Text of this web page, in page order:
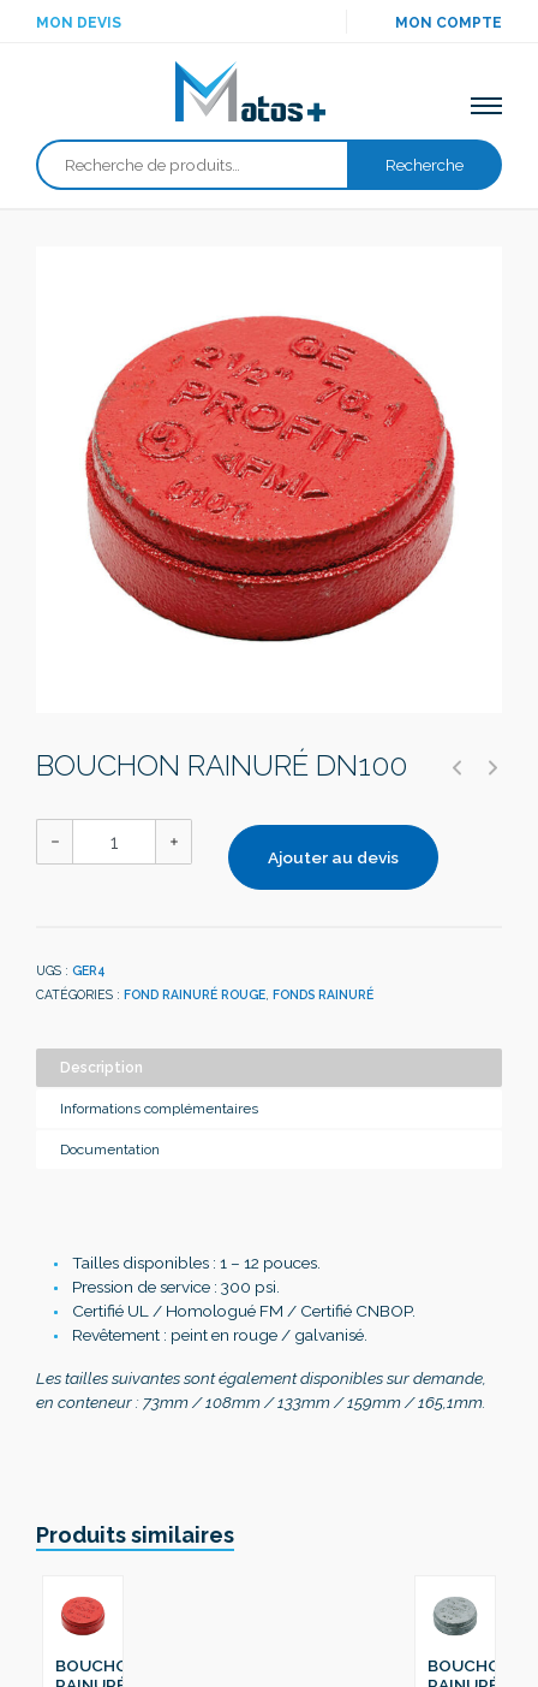
MON DEVIS MON COMPTE
Recherche
Recherche
BOUCHON RAINURÉ DN100
Ajouter au devis
UGS : GER4
CATÉGORIES : FOND RAINURÉ ROUGE FONDS RAINURÉ
Description
Informations complémentaires
Documentation
Tailles disponibles : 1 – 12 pouces.
Pression de service : 300 psi.
Certifié UL / Homologué FM / Certifié CNBOP.
Revêtement : peint en rouge / galvanisé.
Les tailles suivantes sont également disponibles sur demande,
en conteneur : 73mm / 108mm / 133mm / 159mm / 165,1mm.
Produits similaires
BOUCHON
BOUCHON